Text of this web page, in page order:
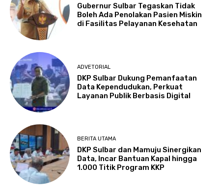
Gubernur Sulbar Tegaskan Tidak
Boleh Ada Penolakan Pasien Miskin
di Fasilitas Pelayanan Kesehatan
ADVETORIAL
DKP Sulbar Dukung Pemanfaatan
Data Kependudukan, Perkuat
Layanan Publik Berbasis Digital
BERITA UTAMA
DKP Sulbar dan Mamuju Sinergikan
Data, Incar Bantuan Kapal hingga
1.000 Titik Program KKP